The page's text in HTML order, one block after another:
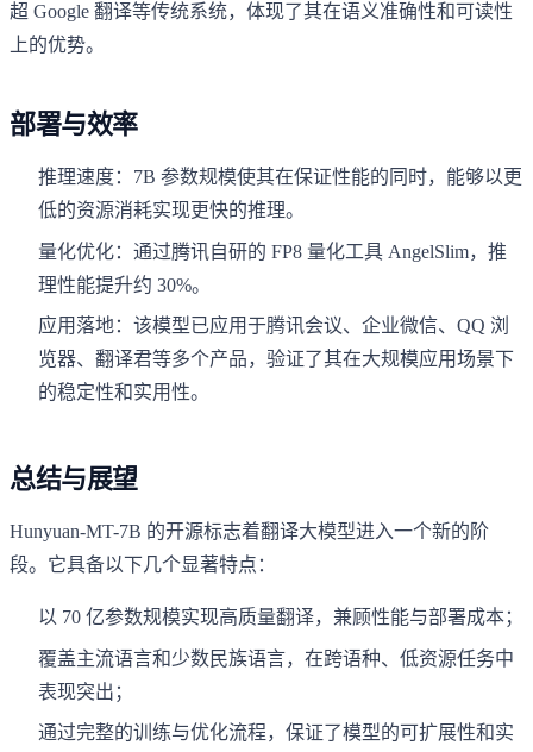
超 Google 翻译等传统系统，体现了其在语义准确性和可读性
上的优势。
部署与效率
推理速度：7B 参数规模使其在保证性能的同时，能够以更
低的资源消耗实现更快的推理。
量化优化：通过腾讯自研的 FP8 量化工具 AngelSlim，推
理性能提升约 30%。
应用落地：该模型已应用于腾讯会议、企业微信、QQ 浏
览器、翻译君等多个产品，验证了其在大规模应用场景下
的稳定性和实用性。
总结与展望
Hunyuan-MT-7B 的开源标志着翻译大模型进入一个新的阶
段。它具备以下几个显著特点：
以 70 亿参数规模实现高质量翻译，兼顾性能与部署成本；
覆盖主流语言和少数民族语言，在跨语种、低资源任务中
表现突出；
通过完整的训练与优化流程，保证了模型的可扩展性和实